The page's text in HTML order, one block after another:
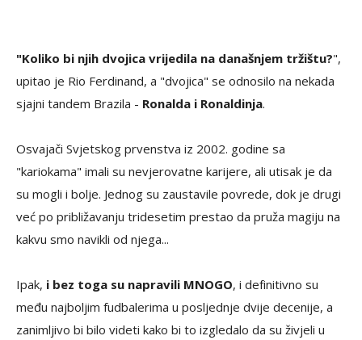
"Koliko bi njih dvojica vrijedila na današnjem tržištu?",
upitao je Rio Ferdinand, a "dvojica" se odnosilo na nekada
sjajni tandem Brazila - Ronalda i Ronaldinja.
Osvajači Svjetskog prvenstva iz 2002. godine sa
"kariokama" imali su nevjerovatne karijere, ali utisak je da
su mogli i bolje. Jednog su zaustavile povrede, dok je drugi
već po približavanju tridesetim prestao da pruža magiju na
kakvu smo navikli od njega...
Ipak, i bez toga su napravili MNOGO, i definitivno su
među najboljim fudbalerima u posljednje dvije decenije, a
zanimljivo bi bilo videti kako bi to izgledalo da su živjeli u